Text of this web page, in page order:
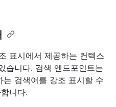
표시에서 제공하는 컨텍스
습니다. 검색 엔드포인트는
검색어를 강조 표시할 수
니다.